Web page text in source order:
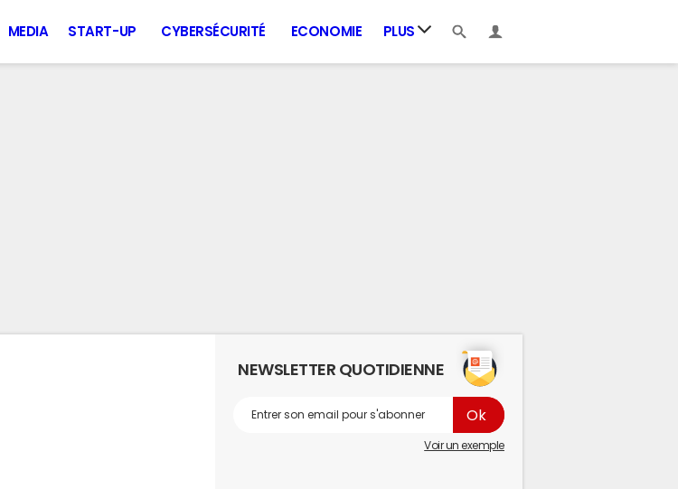
MEDIA START-UP CYBERSÉCURITÉ ECONOMIE PLUS
NEWSLETTER QUOTIDIENNE
Voir un exemple